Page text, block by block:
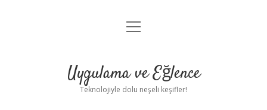
Anasayfa
Yasal Uyarı
menüyü
Uygulama ve Eğlence
Teknolojiyle dolu neşeli keşifler!